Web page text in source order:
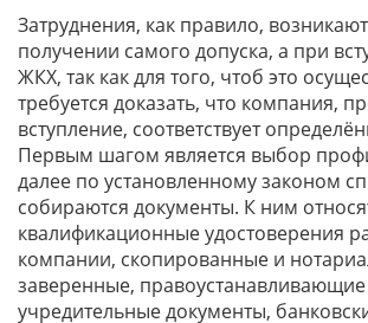
Затруднения, как правило,
получении самого допуска, а при
ЖКХ, так как для того, чтоб это
требуется доказать, что компания,
вступление, соответствует
Первым шагом является выбор
далее по установленному законом
собираются документы. К ним
квалификационные удостоверения
компании, скопированные и
заверенные,
учредительные документы,